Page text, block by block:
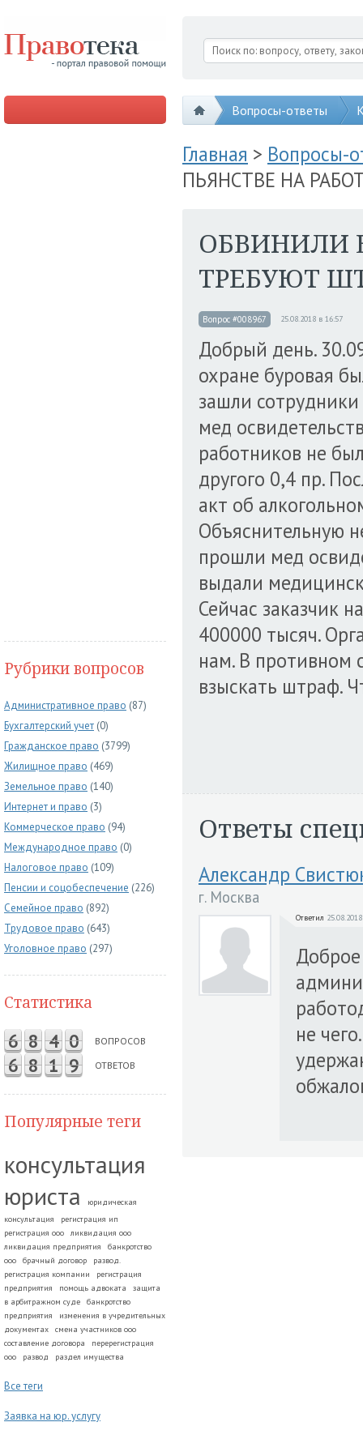
Вопросы-ответы
Рубрики вопросов
Административное право (87)
Бухгалтерский учет (0)
Гражданское право (3799)
Жилищное право (469)
Земельное право (140)
Интернет и право (3)
Коммерческое право (94)
Международное право (0)
Налоговое право (109)
Пенсии и соцобеспечение (226)
Семейное право (892)
Трудовое право (643)
Уголовное право (297)
Статистика
6 8 4 0 ВОПРОСОВ
6 8 1 9 ОТВЕТОВ
Популярные теги
консультация
юриста
юридическая
консультация
регистрация ип
регистрация ооо
ликвидация ооо
ликвидация предприятия
банкротство
ооо
брачный договор
развод.
регистрация компании
регистрация
предприятия
помощь адвоката
защита
в арбитражном суде
банкротство
предприятия
изменения в учредительных
документах
смена участников ооо
составление договора
перерегистрация
ооо
развод раздел имущества
Все теги
Заявка на юр. услугу
Главная > Вопросы-
ПЬЯНСТВЕ НА
ОБВИНИЛИ
ТРЕБУЮТ
Вопрос #008967 25.08.2018 в 16:57
Добрый день.
охране буровая
зашли
мед
работников не
другого 0,4 пр.
акт об
Объяснительную
прошли мед
выдали
Сейчас заказчик
400000 тысяч.
нам. В противном
взыскать штраф.
Ответы
Александр
г. Москва
Ответил
не